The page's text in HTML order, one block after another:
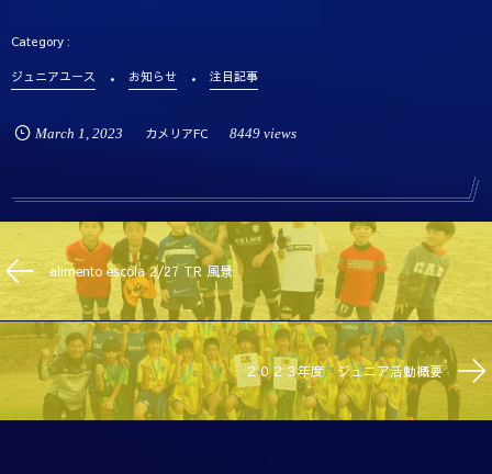
ジュニアユース お知らせ 注目記事
March 1 , 2023 カメリアFC 8449 views
alimento escola 2/27 TR 風景
２０２３年度 ジュニア活動概要